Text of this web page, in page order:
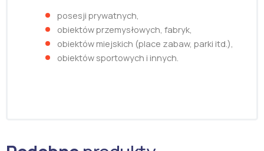
posesji prywatnych,
obiektów przemysłowych, fabryk,
obiektów miejskich (place zabaw, parki itd.),
obiektów sportowych i innych.